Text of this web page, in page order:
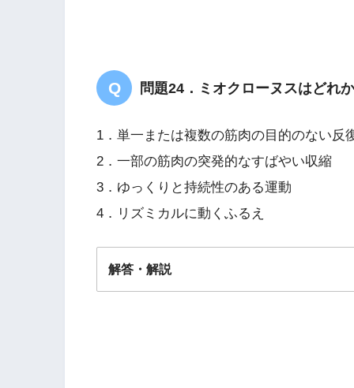
問題24．ミオクローヌスはどれか
1．単一または複数の筋肉の目的のない反
2．一部の筋肉の突発的なすばやい収縮
3．ゆっくりと持続性のある運動
4．リズミカルに動くふるえ
解答・解説